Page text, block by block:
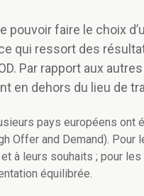
pouvoir faire le choix
qui ressort des
Par rapport aux
en dehors du lieu de
pays européens ont
Offer and Demand). Pour
à leurs souhaits ; pour
équilibrée.